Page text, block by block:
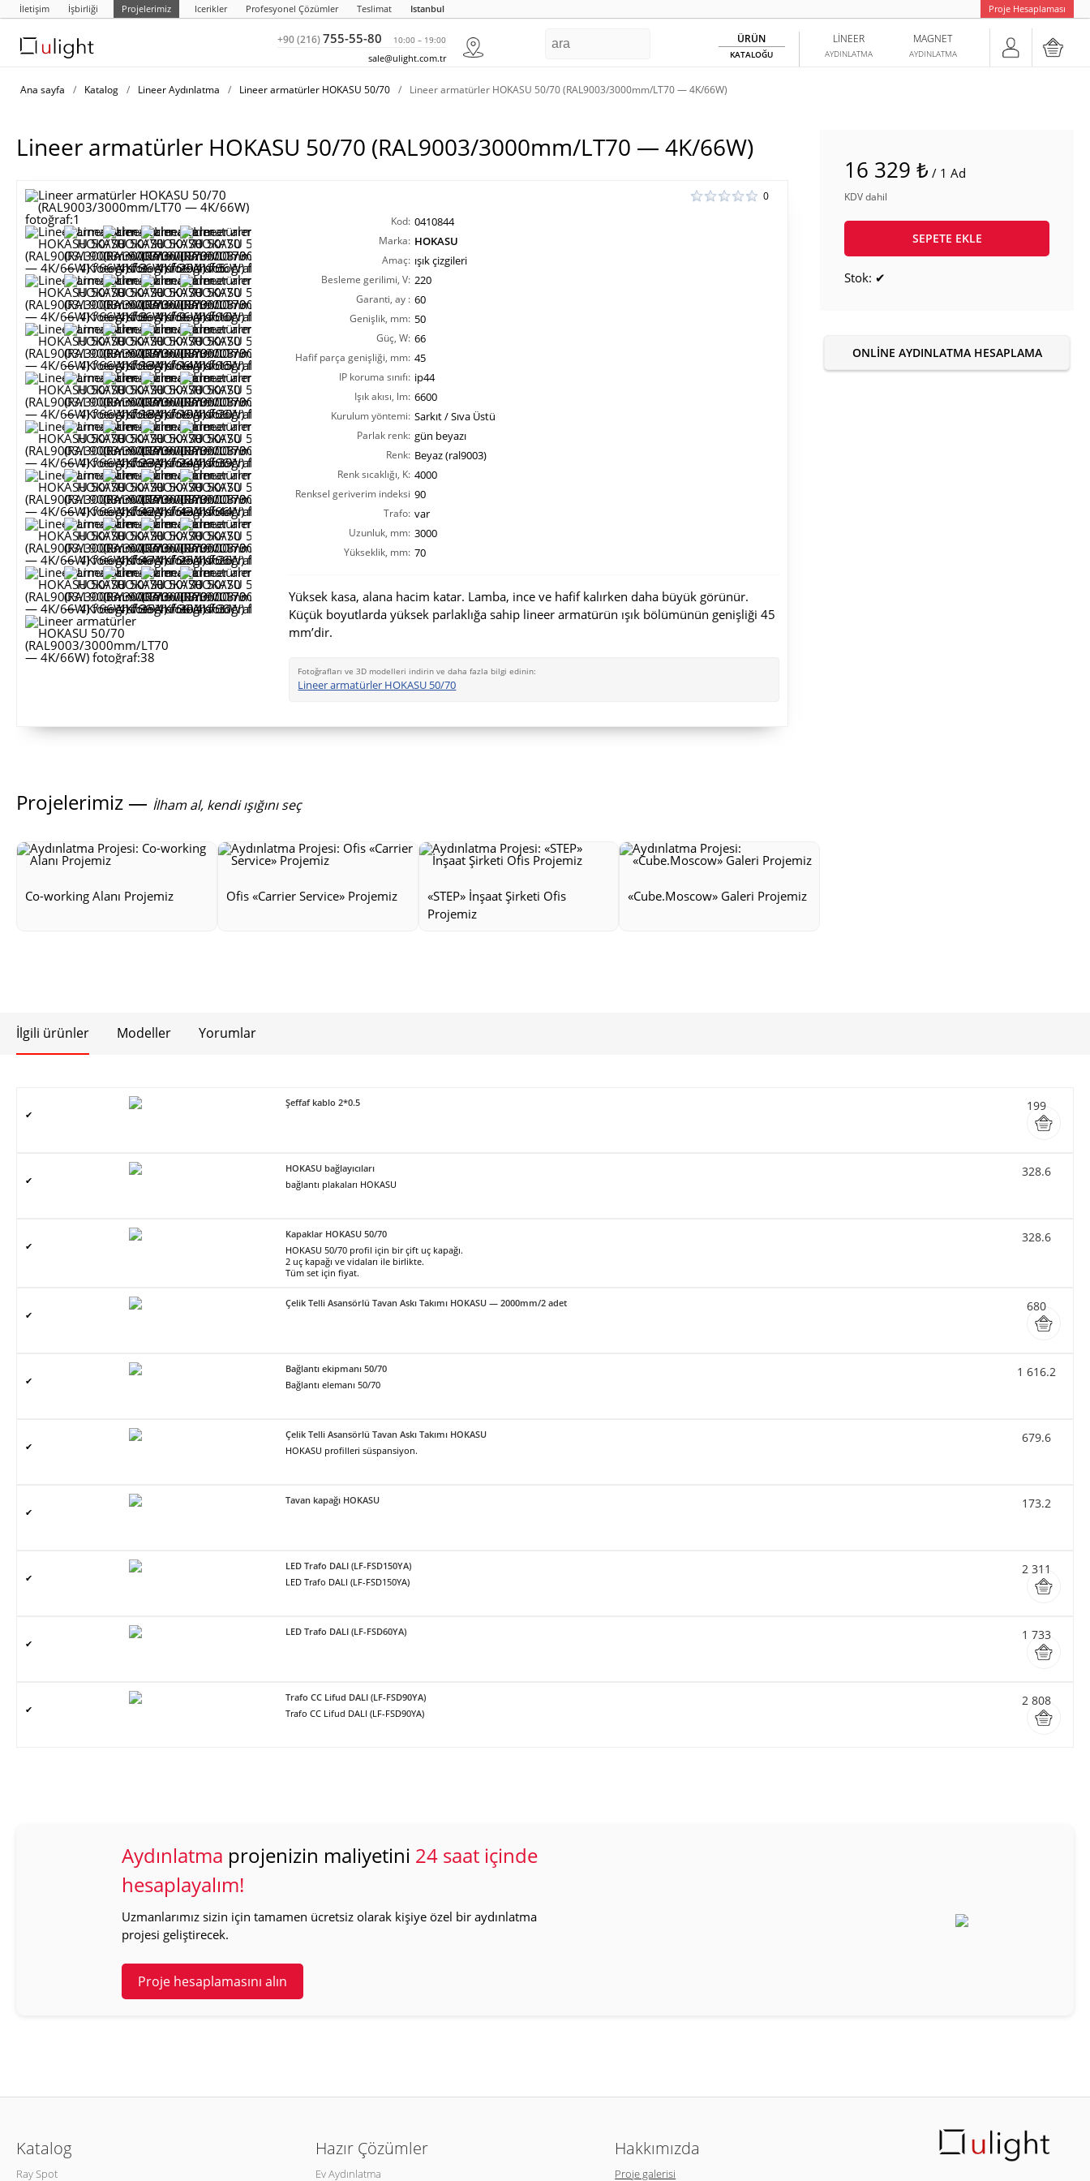
İletişim İşbirliği Projelerimiz Icerikler Profesyonel Çözümler Teslimat Istanbul Proje Hesaplaması
+90 (216)755-55-80 10:00 – 19:00
sale@ulight.com.tr
MAGNET
AYDINLATMA
LINEER
AYDINLATMA
ÜRÜN
KATALOĞU
Ana sayfa / Katalog / Lineer Aydınlatma / Lineer armatürler HOKASU 50/70 / Lineer armatürler HOKASU 50/70 (RAL9003/3000mm/LT70 — 4K/66W)
Lineer armatürler HOKASU 50/70 (RAL9003/3000mm/LT70 — 4K/66W)
0
Kod: 0410844
Marka: HOKASU
Amaç: ışık çizgileri
Besleme gerilimi, V: 220
Garanti, ay : 60
Genişlik, mm: 50
Güç, W: 66
Hafif parça genişliği, mm: 45
IP koruma sınıfı: ip44
Işık akısı, lm: 6600
Kurulum yöntemi: Sarkıt / Sıva Üstü
Parlak renk: gün beyazı
Renk: Beyaz (ral9003)
Renk sıcaklığı, K: 4000
Renksel geriverim indeksi
CRI(Ra):
90
Trafo: var
Uzunluk, mm: 3000
Yükseklik, mm: 70
Yüksek kasa, alana hacim katar. Lamba, ince ve hafif kalırken daha büyük görünür.
Küçük boyutlarda yüksek parlaklığa sahip lineer armatürün ışık bölümünün genişliği 45
mm’dir.
Fotoğrafları ve 3D modelleri indirin ve daha fazla bilgi edinin:
Lineer armatürler HOKASU 50/70
16 329 ₺ / 1 Ad
KDV dahil
SEPETE EKLE
Stok: ✔
ONLINE AYDINLATMA HESAPLAMA
Projelerimiz — İlham al, kendi ışığını seç
Co-working Alanı Projemiz Ofis «Carrier Service» Projemiz
«STEP» İnşaat Şirketi Ofis
Projemiz
«Cube.Moscow» Galeri Projemiz
İlgili ürünler Modeller Yorumlar
✔
Şeffaf kablo 2*0.5 199
✔
HOKASU bağlayıcıları
bağlantı plakaları HOKASU
328.6
✔
Kapaklar HOKASU 50/70
HOKASU 50/70 profil için bir çift uç kapağı.
2 uç kapağı ve vidaları ile birlikte.
Tüm set için fiyat.
328.6
✔
Çelik Telli Asansörlü Tavan Askı Takımı HOKASU — 2000mm/2 adet 680
✔
Bağlantı ekipmanı 50/70
Bağlantı elemanı 50/70
1 616.2
✔
Çelik Telli Asansörlü Tavan Askı Takımı HOKASU
HOKASU profilleri süspansiyon.
679.6
✔
Tavan kapağı HOKASU 173.2
✔
LED Trafo DALI (LF-FSD150YA)
LED Trafo DALI (LF-FSD150YA)
2 311
✔
LED Trafo DALI (LF-FSD60YA) 1 733
✔
Trafo CC Lifud DALI (LF-FSD90YA)
Trafo CC Lifud DALI (LF-FSD90YA)
2 808
Aydınlatma projenizin maliyetini 24 saat içinde
hesaplayalım!
Uzmanlarımız sizin için tamamen ücretsiz olarak kişiye özel bir aydınlatma
projesi geliştirecek.
Proje hesaplamasını alın
Katalog
Ray Spot
Hazır Çözümler
Ev Aydınlatma
Hakkımızda
Proje galerisi